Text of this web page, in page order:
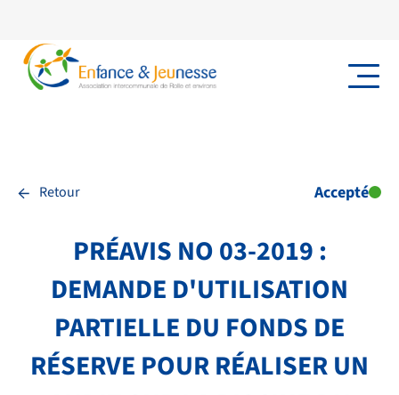
← Retour Accepté
PRÉAVIS NO 03-2019 :
DEMANDE D'UTILISATION
PARTIELLE DU FONDS DE
RÉSERVE POUR RÉALISER UN